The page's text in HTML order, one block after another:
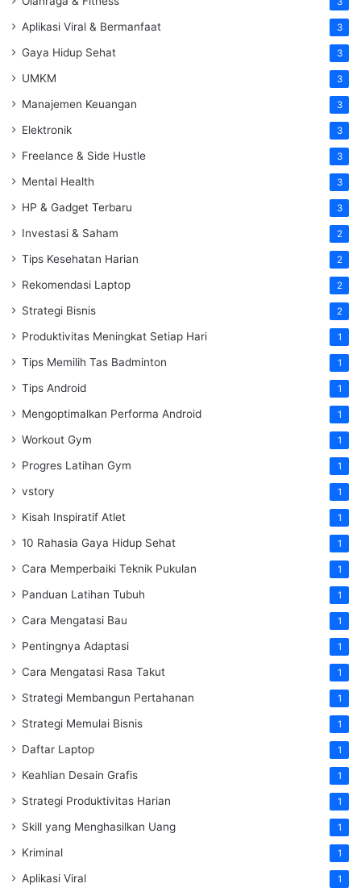
Aplikasi Viral & Bermanfaat 3
Gaya Hidup Sehat 3
UMKM 3
Manajemen Keuangan 3
Elektronik 3
Freelance & Side Hustle 3
Mental Health 3
HP & Gadget Terbaru 3
Investasi & Saham 2
Tips Kesehatan Harian 2
Rekomendasi Laptop 2
Strategi Bisnis 2
Produktivitas Meningkat Setiap Hari 1
Tips Memilih Tas Badminton 1
Tips Android 1
Mengoptimalkan Performa Android 1
Workout Gym 1
Progres Latihan Gym 1
vstory 1
Kisah Inspiratif Atlet 1
10 Rahasia Gaya Hidup Sehat 1
Cara Memperbaiki Teknik Pukulan 1
Panduan Latihan Tubuh 1
Cara Mengatasi Bau 1
Pentingnya Adaptasi 1
Cara Mengatasi Rasa Takut 1
Strategi Membangun Pertahanan 1
Strategi Memulai Bisnis 1
Daftar Laptop 1
Keahlian Desain Grafis 1
Strategi Produktivitas Harian 1
Skill yang Menghasilkan Uang 1
Kriminal 1
Aplikasi Viral 1